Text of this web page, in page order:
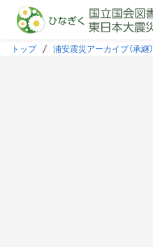
本文に飛ぶ
トップ 浦安震災アーカイブ（承継）